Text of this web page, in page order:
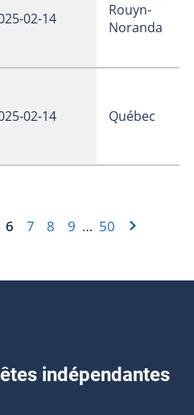
02-14
Rouyn-
Noranda
02-14 Québec
6 7 8 9 … 50
indépendantes